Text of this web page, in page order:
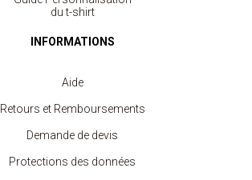
du t-shirt
INFORMATIONS
Aide
Retours et Remboursements
Demande de devis
Protections des données